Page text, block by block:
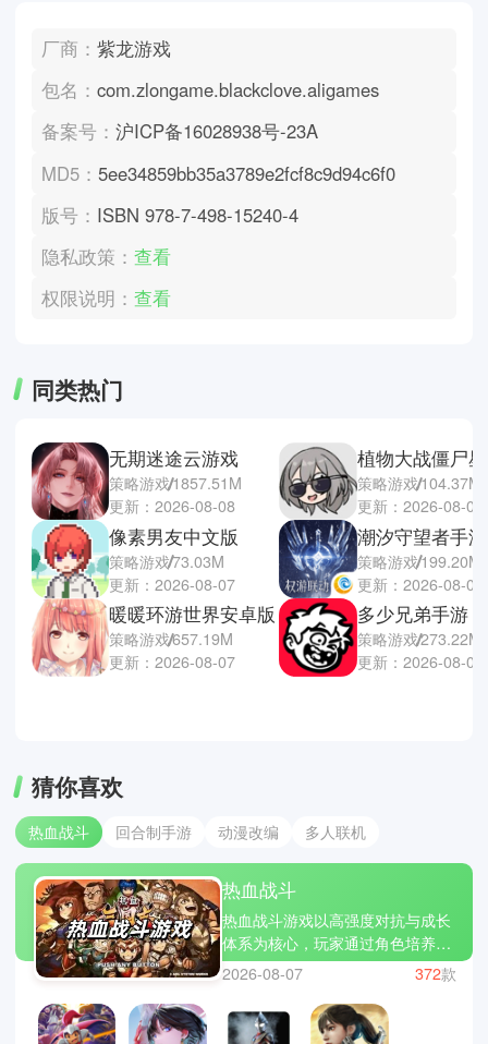
厂商：紫龙游戏
包名：com.zlongame.blackclove.aligames
备案号：沪ICP备16028938号-23A
MD5： 5ee34859bb35a3789e2fcf8c9d94c6f0
版号： ISBN 978-7-498-15240-4
隐私政策：查看
权限说明：查看
同类热门
无期迷途云游戏
策略游戏1857.51M
更新：2026-08-08
像素男友中文版
策略游戏73.03M
更新：2026-08-07
暖暖环游世界安卓版
策略游戏657.19M
更新：2026-08-07
植物大战僵尸
策略游戏104.37M
更新：2026-08-07
潮汐守望者手游
策略游戏199.20M
更新：2026-08-07
多少兄弟手游
策略游戏273.22M
更新：2026-08-07
猜你喜欢
热血战斗 回合制手游 动漫改编 多人联机
热血战斗
热血战斗游戏以高强度对抗与成长
体系为核心，玩家通过角色培养、
技能组合与战斗操作不断提升实
力，在多样化战场中完成挑战。游
戏通常融合连招系统、装备强化、
关卡推进与竞技对战，强调节奏感
2026-08-07 372款